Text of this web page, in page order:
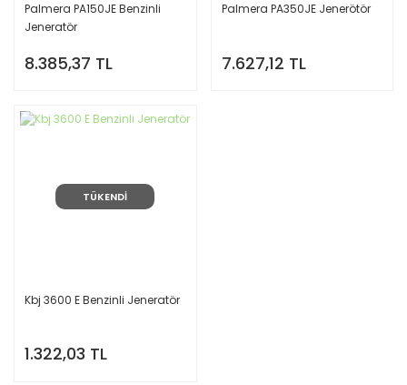
Palmera PA150JE Benzinli
Jeneratör
8.385,37 TL
Palmera PA350JE Jenerötör
7.627,12 TL
TÜKENDİ
Kbj 3600 E Benzinli Jeneratör
1.322,03 TL